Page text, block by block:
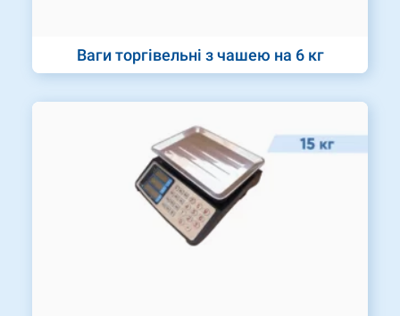
Ваги торгівельні з чашею на 6 кг